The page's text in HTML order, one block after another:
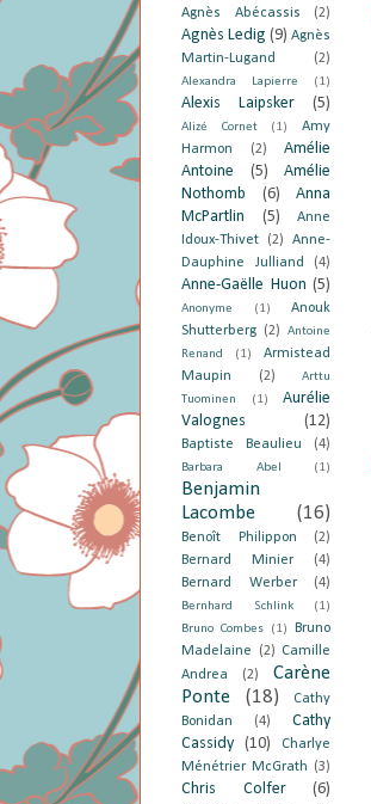
Agnès Abécassis (2)
Agnès Ledig (9) Agnès
Martin-Lugand
(2)
Alexandra Lapierre (1)
Alexis Laipsker (5)
Alizé Cornet (1)
Amy
Harmon
(2)
Amélie
Antoine
(5)
Amélie
Nothomb
(6)
Anna
McPartlin
(5)
Anne
Idoux-Thivet
(2)
Anne-
Dauphine Julliand
(4)
Anne-Gaëlle Huon (5)
Anonyme (1)
Anouk
Shutterberg (2)
Antoine
Renand
(1)
Armistead
Maupin
(2)
Arttu
Tuominen
(1)
Aurélie
Valognes
(12)
Baptiste Beaulieu (4)
Barbara Abel (1)
Benjamin
Lacombe
(16)
Benoît Philippon
(2)
Bernard Minier
(4)
Bernard Werber
(4)
Bernhard Schlink
(1)
Bruno Combes
(1)
Bruno
Madelaine
(2) Camille
Andrea
(2)
Carène
Ponte
(18)
Cathy
Bonidan
(4)
Cathy
Cassidy (10)
Charlye
Ménétrier McGrath (3)
Chris Colfer (6)